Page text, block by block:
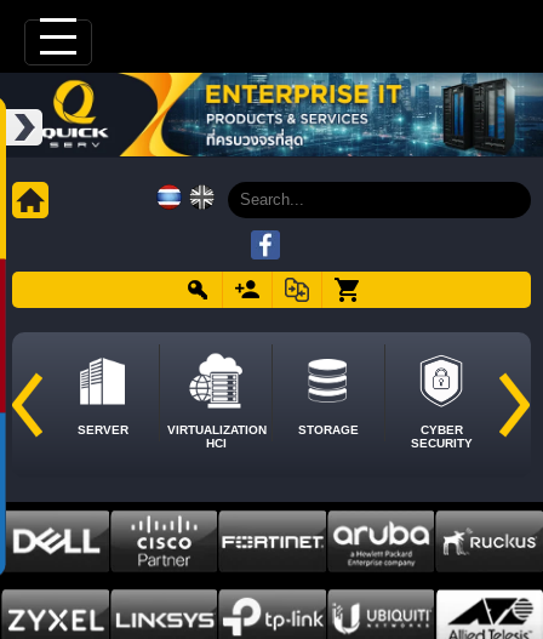
SERVER
VIRTUALIZATION
HCI
STORAGE
CYBER
SECURITY